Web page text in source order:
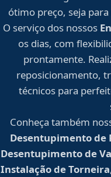
ótimo preço, seja
O serviço dos nossos
os dias, com
prontamente.
reposicionamento,
técnicos para
Conheça também
Desentupimento de
Desentupimento de
Instalação de Torneira,